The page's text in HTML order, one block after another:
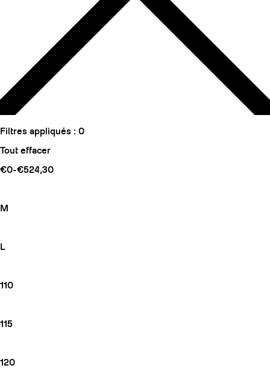
Filtres appliqués : 0
Tout effacer
€0-€524,30
M
L
110
115
120